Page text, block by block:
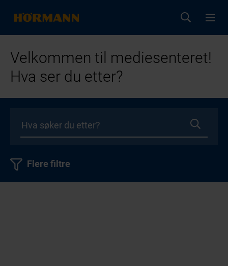
Velkommen til mediesenteret!
Hva ser du etter?
Flere filtre